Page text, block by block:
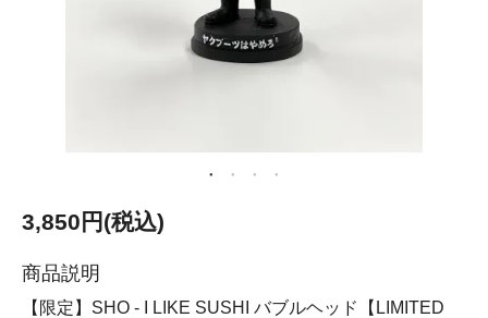
3,850円(税込)
商品説明
【限定】SHO - I LIKE SUSHI バブルヘッド【LIMITED